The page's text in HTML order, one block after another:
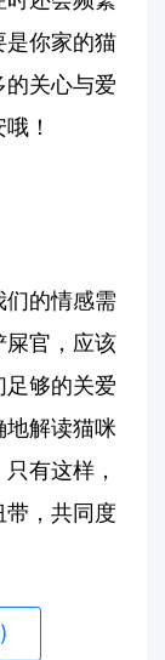
是你家的猫
关心与爱
！
们的情感需
屎官，应该
足够的关爱
解读猫咪
有这样，
，共同度